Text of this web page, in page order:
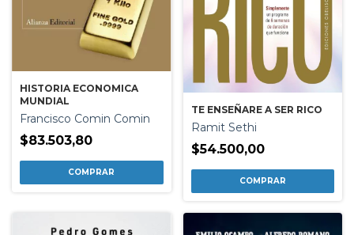
HISTORIA ECONOMICA
MUNDIAL
Francisco Comin Comin
$83.503,80
TE ENSEÑARE A SER RICO
Ramit Sethi
$54.500,00